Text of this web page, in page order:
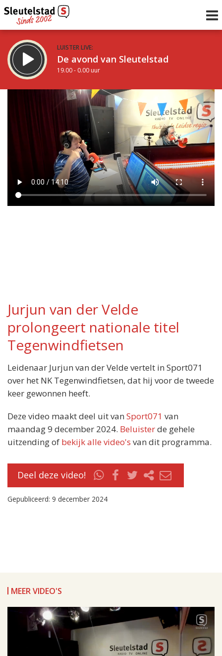
LUISTER LIVE:
De avond van Sleutelstad
19.00 - 0.00 uur
De nacht van Sleutelstad
uur 1 van 0 Volgend uur
Jurjun van der Velde
prolongeert nationale titel
Tegenwindfietsen
Leidenaar Jurjun van der Velde vertelt in Sport071
over het NK Tegenwindfietsen, dat hij voor de tweede
keer gewonnen heeft.
Deze video maakt deel uit van Sport071 van
maandag 9 december 2024. Beluisterde gehele
uitzending of bekijk alle video's van dit programma.
Deel deze video!
Gepubliceerd: 9 december 2024
MEER VIDEO'S